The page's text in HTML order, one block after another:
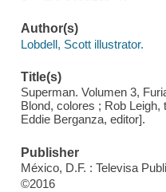
Author(s)
Lobdell, Scott illustrator.
Title(s)
Superman. Volumen 3,
Blond, colores ; Rob
Eddie Berganza, editor].
Publisher
México, D.F. : Televisa
©2016